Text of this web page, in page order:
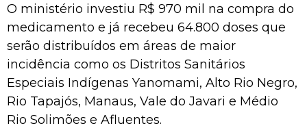
O ministério investiu R$ 970 mil na compra do
medicamento e já recebeu 64.800 doses que
serão distribuídos em áreas de maior
incidência como os Distritos Sanitários
Especiais Indígenas Yanomami, Alto Rio Negro,
Rio Tapajós, Manaus, Vale do Javari e Médio
Rio Solimões e Afluentes.